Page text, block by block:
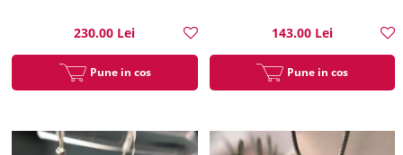
230.00 Lei
Pune in cos
143.00 Lei
Pune in cos